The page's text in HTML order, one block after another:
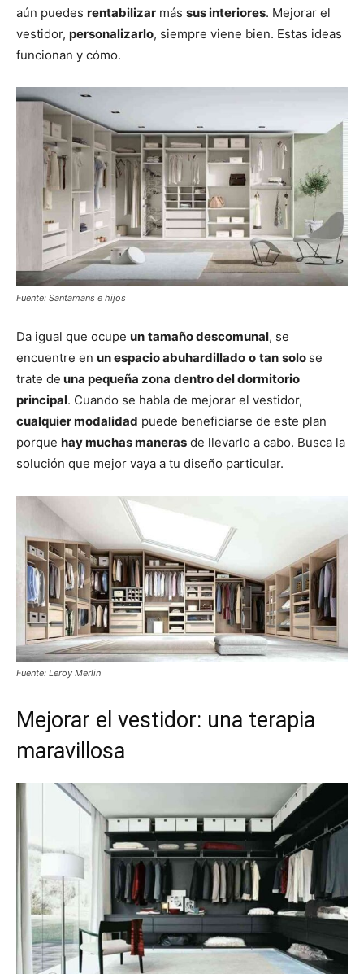
aún puedes rentabilizar más sus interiores. Mejorar el
vestidor, personalizarlo, siempre viene bien. Estas ideas
funcionan y cómo.
Fuente: Santamans e hijos
Da igual que ocupe un tamaño descomunal, se
encuentre en un espacio abuhardillado o tan solo se
trate de una pequeña zona dentro del dormitorio
principal. Cuando se habla de mejorar el vestidor,
cualquier modalidad puede beneficiarse de este plan
porque hay muchas maneras de llevarlo a cabo. Busca la
solución que mejor vaya a tu diseño particular.
Fuente: Leroy Merlin
Mejorar el vestidor: una terapia
maravillosa